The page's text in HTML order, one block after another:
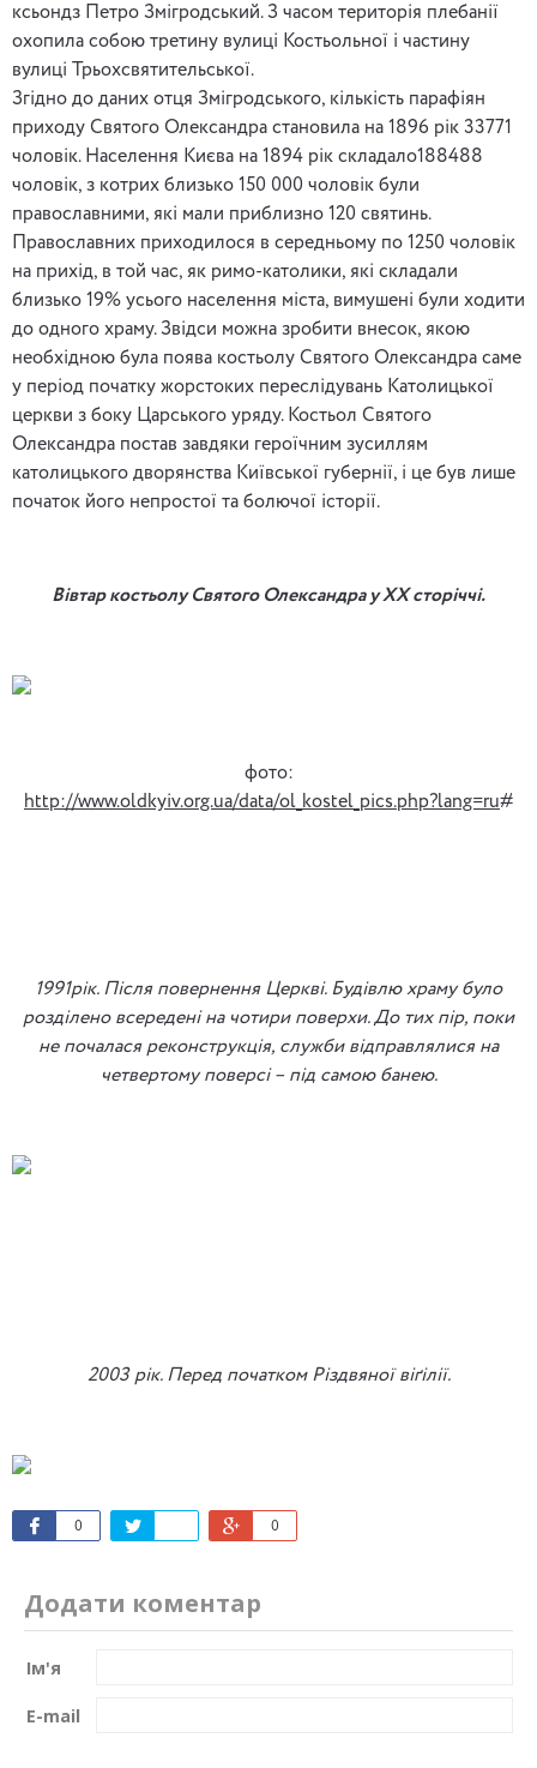
ксьондз Петро Змігродський. З часом територія плебанії
охопила собою третину вулиці Костьольної і частину
вулиці Трьохсвятительської.
Згідно до даних отця Змігродського, кількість парафіян
приходу Святого Олександра становила на 1896 рік 33771
чоловік. Населення Києва на 1894 рік складало188488
чоловік, з котрих близько 150 000 чоловік були
православними, які мали приблизно 120 святинь.
Православних приходилося в середньому по 1250 чоловік
на прихід, в той час, як римо-католики, які складали
близько 19% усього населення міста, вимушені були ходити
до одного храму. Звідси можна зробити внесок, якою
необхідною була поява костьолу Святого Олександра саме
у період початку жорстоких переслідувань Католицької
церкви з боку Царського уряду. Костьол Святого
Олександра постав завдяки героїчним зусиллям
католицького дворянства Київської губернії, і це був лише
початок його непростої та болючої історії.
Вівтар костьолу Святого Олександра у ХХ сторіччі.
фото:
http://www.oldkyiv.org.ua/data/ol_kostel_pics.php?lang=ru#
1991рік. Після повернення Церкві. Будівлю храму було
розділено всередені на чотири поверхи. До тих пір, поки
не почалася реконструкція, служби відправлялися на
четвертому поверсі – під самою банею.
2003 рік. Перед початком Різдвяної віґілії.
0 0
Додати коментар
Ім'я
E-mail